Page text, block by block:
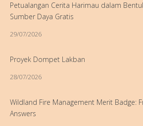
Petualangan Cerita Harimau dalam
Sumber Daya Gratis
29/07/2026
Proyek Dompet Lakban
28/07/2026
Wildland Fire Management Merit Badge:
Answers